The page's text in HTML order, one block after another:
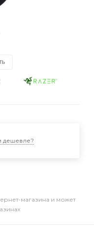
дешевле?
магазина и может